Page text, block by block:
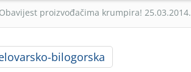
Obavijest proizvođačima krumpira! 25.03.2014.
bilogorska